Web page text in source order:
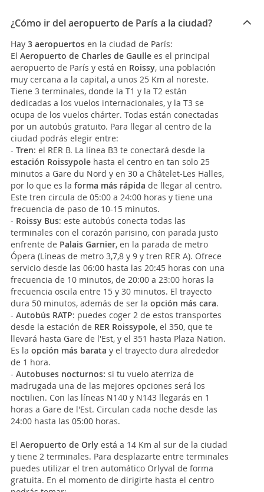
¿Cómo ir del aeropuerto de París a la ciudad?
Hay 3 aeropuertos en la ciudad de París:
El Aeropuerto de Charles de Gaulle es el principal
aeropuerto de París y está en Roissy, una población
muy cercana a la capital, a unos 25 Km al noreste.
Tiene 3 terminales, donde la T1 y la T2 están
dedicadas a los vuelos internacionales, y la T3 se
ocupa de los vuelos chárter. Todas están conectadas
por un autobús gratuito. Para llegar al centro de la
ciudad podrás elegir entre:
- Tren: el RER B. La línea B3 te conectará desde la
estación Roissypole hasta el centro en tan solo 25
minutos a Gare du Nord y en 30 a Châtelet-Les Halles,
por lo que es la forma más rápida de llegar al centro.
Este tren circula de 05:00 a 24:00 horas y tiene una
frecuencia de paso de 10-15 minutos.
- Roissy Bus: este autobús conecta todas las
terminales con el corazón parisino, con parada justo
enfrente de Palais Garnier, en la parada de metro
Ópera (Líneas de metro 3,7,8 y 9 y tren RER A). Ofrece
servicio desde las 06:00 hasta las 20:45 horas con una
frecuencia de 10 minutos, de 20:00 a 23:00 horas la
frecuencia oscila entre 15 y 30 minutos. El trayecto
dura 50 minutos, además de ser la opción más cara.
- Autobús RATP: puedes coger 2 de estos transportes
desde la estación de RER Roissypole, el 350, que te
llevará hasta Gare de l'Est, y el 351 hasta Plaza Nation.
Es la opción más barata y el trayecto dura alrededor
de 1 hora.
- Autobuses nocturnos: si tu vuelo aterriza de
madrugada una de las mejores opciones será los
noctilien. Con las líneas N140 y N143 llegarás en 1
horas a Gare de l'Est. Circulan cada noche desde las
24:00 hasta las 05:00 horas.
El Aeropuerto de Orly está a 14 Km al sur de la ciudad
y tiene 2 terminales. Para desplazarte entre terminales
puedes utilizar el tren automático Orlyval de forma
gratuita. En el momento de dirigirte hasta el centro